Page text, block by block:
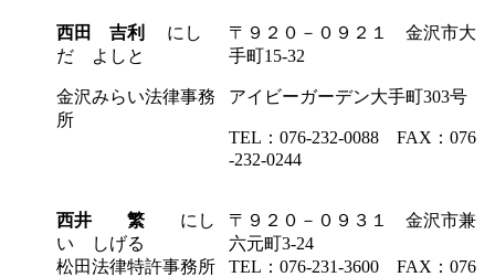
西田 吉利
にし
だ よしと
金沢みらい法律事務
所
〒９２０－０９２１ 金沢市大
手町15-32
アイビーガーデン大手町303号
TEL：076-232-0088 FAX：076
-232-0244
西井 繁 にし
い しげる
松田法律特許事務所
〒９２０－０９３１ 金沢市兼
六元町3-24
TEL：076-231-3600 FAX：076